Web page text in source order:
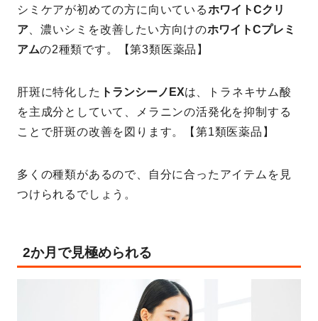
シミケアが初めての方に向いているホワイトCクリ
ア 、濃いシミを改善したい方向けのホワイトCプレミ
アムの2種類です。【第3類医薬品】
肝斑に特化した トランシーノEXは、トラネキサム酸
を主成分としていて、メラニンの活発化を抑制する
ことで肝斑の改善を図ります。【第1類医薬品】
多くの種類があるので、自分に合ったアイテムを見
つけられるでしょう。
2か月で見極められる